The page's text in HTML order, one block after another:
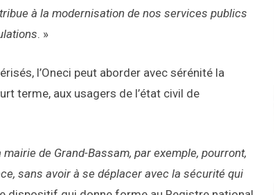
à la modernisation de nos services publics
. »
l’Oneci peut aborder avec sérénité la
terme, aux usagers de l’état civil de
de Grand-Bassam, par exemple, pourront,
sans avoir à se déplacer avec la sécurité qui